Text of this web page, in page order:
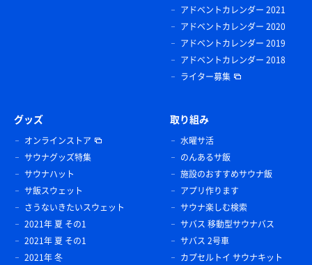
アドベントカレンダー 2021
アドベントカレンダー 2020
アドベントカレンダー 2019
アドベントカレンダー 2018
ライター募集
グッズ
オンラインストア
サウナグッズ特集
サウナハット
サ飯スウェット
さうないきたいスウェット
2021年 夏 その1
2021年 夏 その1
2021年 冬
取り組み
水曜サ活
のんあるサ飯
施設のおすすめサウナ飯
アプリ作ります
サウナ楽しむ検索
サバス 移動型サウナバス
サバス 2号車
カプセルトイ サウナキット